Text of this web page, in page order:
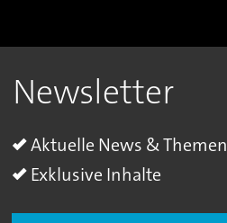
Newsletter
Aktuelle News & Themen
Exklusive Inhalte